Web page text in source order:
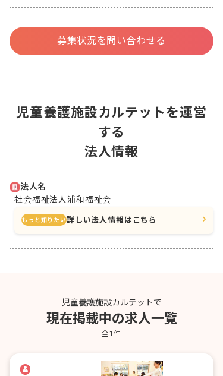
募集状況を問い合わせる
児童養護施設カルテットを運営
する
法人情報
法人名
社会福祉法人浦和福祉会
もっと知りたい詳しい法人情報はこちら
児童養護施設カルテットで
現在掲載中の求人一覧
全 1件